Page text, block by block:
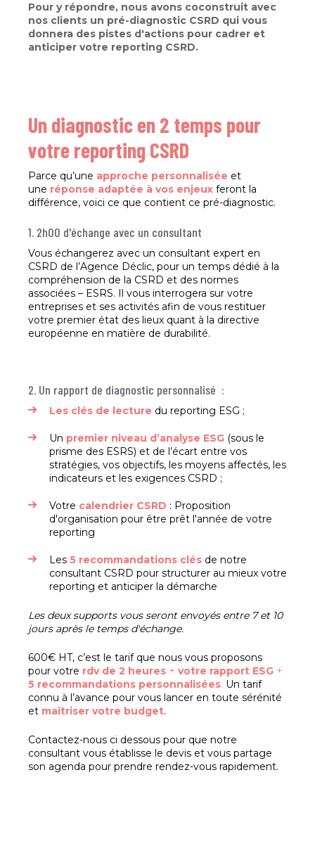
Pour y répondre, nous avons coconstruit avec
nos clients un pré-diagnostic CSRD qui vous
donnera des pistes d'actions pour cadrer et
anticiper votre reporting CSRD.
Un diagnostic en 2 temps pour
votre reporting CSRD
Parce qu’une approche personnalisée et
une réponse adaptée à vos enjeux feront la
différence, voici ce que contient ce pré-diagnostic.
1. 2h00 d'échange avec un consultant
Vous échangerez avec un consultant expert en
CSRD de l’Agence Déclic, pour un temps dédié à la
compréhension de la CSRD et des normes
associées – ESRS. Il vous interrogera sur votre
entreprises et ses activités afin de vous restituer
votre premier état des lieux quant à la directive
européenne en matière de durabilité.
2. Un rapport de diagnostic personnalisé :
Les clés de lecture du reporting ESG ;
Un premier niveau d’analyse ESG (sous le
prisme des ESRS) et de l’écart entre vos
stratégies, vos objectifs, les moyens affectés, les
indicateurs et les exigences CSRD ;
Votre calendrier CSRD : Proposition
d'organisation pour être prêt l'année de votre
reporting
Les 5 recommandations clés de notre
consultant CSRD pour structurer au mieux votre
reporting et anticiper la démarche
Les deux supports vous seront envoyés entre 7 et 10
jours après le temps d'échange.
600€ HT, c’est le tarif que nous vous proposons
pour votre rdv de 2 heures + votre rapport ESG +
5 recommandations personnalisées. Un tarif
connu à l’avance pour vous lancer en toute sérénité
et maîtriser votre budget.
Contactez-nous ci dessous pour que notre
consultant vous établisse le devis et vous partage
son agenda pour prendre rendez-vous rapidement.